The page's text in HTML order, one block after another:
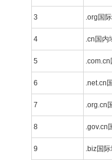
3 .org国
4 .cn国内
5
6 .net.cn
7 .org.cn
8 .gov.cn
9 .biz国